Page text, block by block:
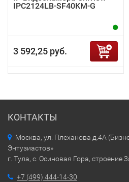
IPC2124LB-SF40KM-G
3 592,25 руб.
КОНТАКТЫ
Москва, ул. Плеханова д.4А
Энтузиастов»
г. Тула, с. Осиновая Гора, строение
+7 (499) 444-14-30